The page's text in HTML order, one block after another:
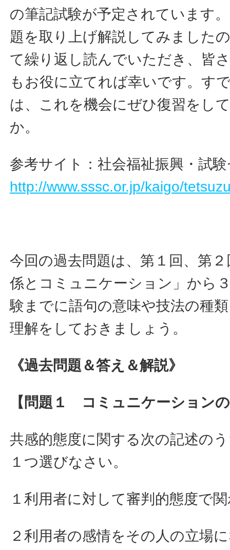
の筆記試験が予定されています
題を取り上げ解説してみました
て繰り返し読んでいただき、皆
もお役に立てれば幸いです。す
は、これを機会にぜひ復習をし
か。
参考サイト：社会福祉振興・試
http://www.sssc.or.jp/kaigo/
今回の過去問題は、第１回、第
係とコミュニケーション」から
験までに語句の意味や技法の種
理解をしておきましょう。
《過去問題＆答え＆解説》
【問題１ コミュニケーション
共感的態度に関する次の記述の
１つ選びなさい。
１利用者に対して審判的態度で
２利用者の感情をその人の立場